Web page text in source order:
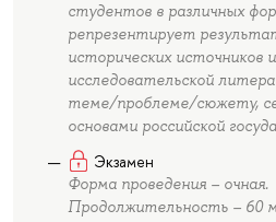
студентов в различных
репрезентирует
исторических источников и
исследовательской
теме/проблеме/сюжету,
основами российской
Экзамен
Форма проведения – очная.
Продолжительность – 60